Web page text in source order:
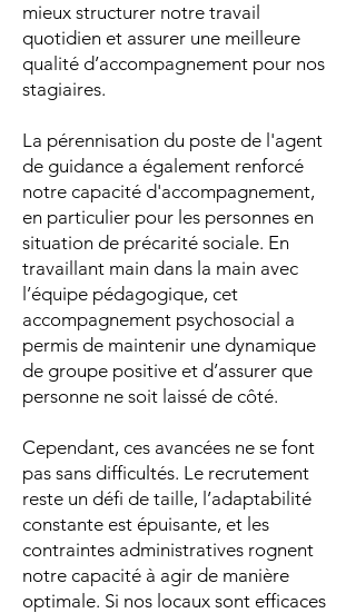
mieux structurer notre travail
quotidien et assurer une meilleure
qualité d’accompagnement pour nos
stagiaires.
La pérennisation du poste de l'agent
de guidance a également renforcé
notre capacité d'accompagnement,
en particulier pour les personnes en
situation de précarité sociale. En
travaillant main dans la main avec
l’équipe pédagogique, cet
accompagnement psychosocial a
permis de maintenir une dynamique
de groupe positive et d’assurer que
personne ne soit laissé de côté.
Cependant, ces avancées ne se font
pas sans difficultés. Le recrutement
reste un défi de taille, l’adaptabilité
constante est épuisante, et les
contraintes administratives rognent
notre capacité à agir de manière
optimale. Si nos locaux sont efficaces